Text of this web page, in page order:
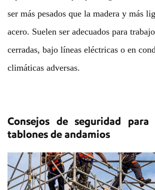
ser más pesados que la madera y más
acero. Suelen ser adecuados para
cerradas, bajo líneas eléctricas o en
climáticas adversas.
Consejos de seguridad
tablones de andamios